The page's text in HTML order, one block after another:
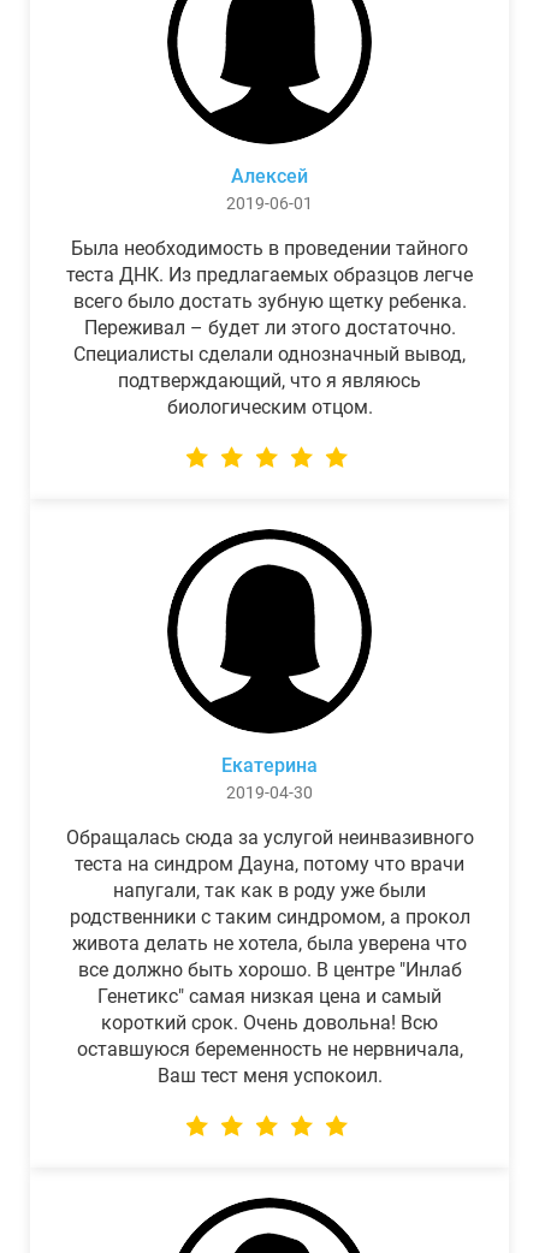
Алексей
2019-06-01
Была необходимость в проведении тайного
теста ДНК. Из предлагаемых образцов легче
всего было достать зубную щетку ребенка.
Переживал – будет ли этого достаточно.
Специалисты сделали однозначный вывод,
подтверждающий, что я являюсь
биологическим отцом.
Екатерина
2019-04-30
Обращалась сюда за услугой неинвазивного
теста на синдром Дауна, потому что врачи
напугали, так как в роду уже были
родственники с таким синдромом, а прокол
живота делать не хотела, была уверена что
все должно быть хорошо. В центре "Инлаб
Генетикс" самая низкая цена и самый
короткий срок. Очень довольна! Всю
оставшуюся беременность не нервничала,
Ваш тест меня успокоил.